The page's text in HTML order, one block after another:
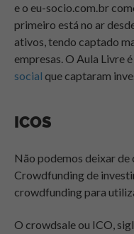
e o eu-socio.com.br
primeiro está no ar
ativos, tendo captado
empresas. O Aula Livre
social que captaram
ICOS
Não podemos deixar de
Crowdfunding de
crowdfunding para
O crowdsale ou ICO,